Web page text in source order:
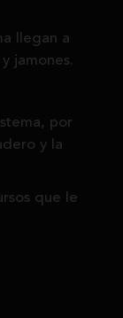
llegan a
jamones.
por
y la
que le